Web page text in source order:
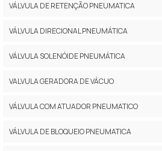
VÁLVULA DE RETENÇÃO PNEUMATICA
VÁLVULA DIRECIONAL PNEUMÁTICA
VÁLVULA SOLENÓIDE PNEUMÁTICA
VALVULA GERADORA DE VÁCUO
VÁLVULA COM ATUADOR PNEUMATICO
VÁLVULA DE BLOQUEIO PNEUMATICA